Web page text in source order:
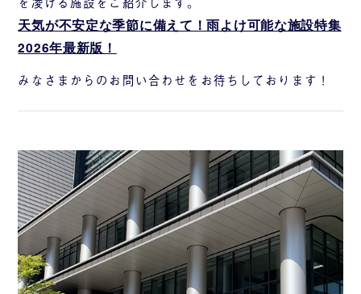
天気が不安定な季節に備えて！雨よけ可能な施設特集
2026年最新版！
みなさまからのお問い合わせをお待ちしております！